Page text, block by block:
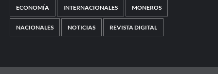
ECONOMÍA INTERNACIONALES MONEROS
NACIONALES NOTICIAS REVISTA DIGITAL